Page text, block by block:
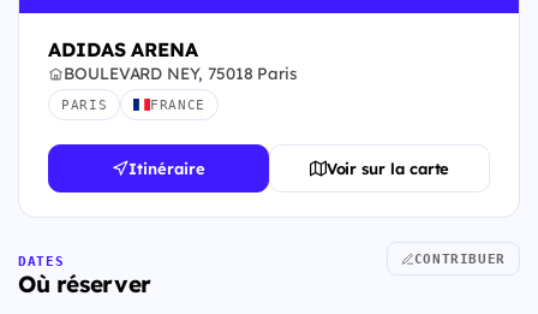
ADIDAS ARENA
BOULEVARD NEY, 75018 Paris
PARIS FRANCE
Itinéraire Voir sur la carte
DATES
Où réserver
CONTRIBUER